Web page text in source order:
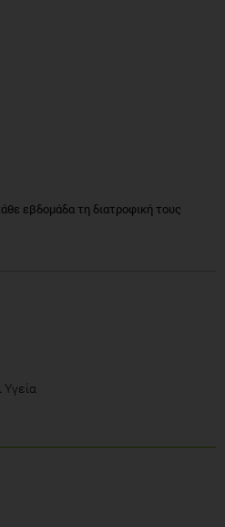
εβδομάδα τη διατροφική τους